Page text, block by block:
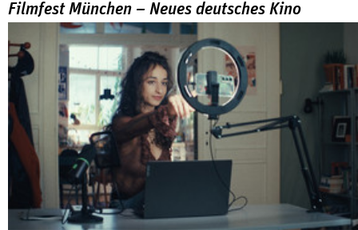
Filmfest München – Neues deutsches Kino